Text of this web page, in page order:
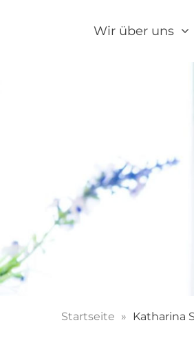
Wir über uns
Startseite Katharina